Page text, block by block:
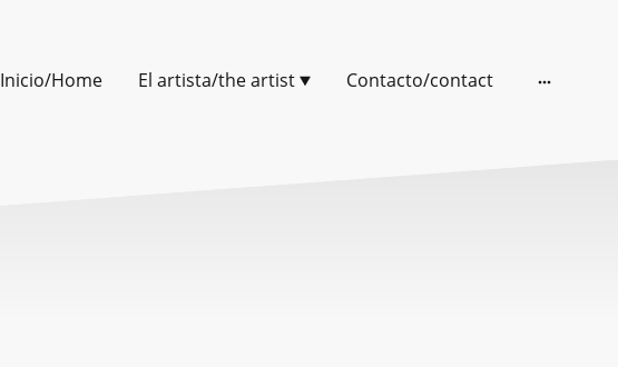
Inicio/Home El artista/the artist Contacto/contact